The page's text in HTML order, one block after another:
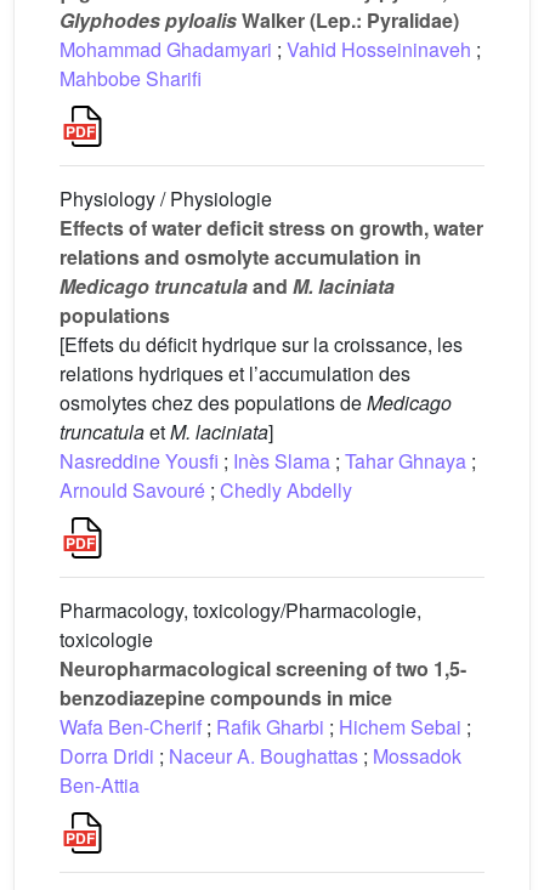
Glyphodes pyloalisWalker (Lep.: Pyralidae)
Mohammad Ghadamyari ; Vahid Hosseininaveh ;
Mahbobe Sharifi
Physiology / Physiologie
Effects of water deficit stress on growth, water
relations and osmolyte accumulation in
Medicago truncatulaand M. laciniata
populations
[Effets du déficit hydrique sur la croissance, les
relations hydriques et l’accumulation des
osmolytes chez des populations deMedicago
truncatulaetM. laciniata]
Nasreddine Yousfi ; Inès Slama ; Tahar Ghnaya ;
Arnould Savouré ; Chedly Abdelly
Pharmacology, toxicology/Pharmacologie,
toxicologie
Neuropharmacological screening of two 1,5-
benzodiazepine compounds in mice
Wafa Ben-Cherif ; Rafik Gharbi ; Hichem Sebai ;
Dorra Dridi ; Naceur A. Boughattas ; Mossadok
Ben-Attia